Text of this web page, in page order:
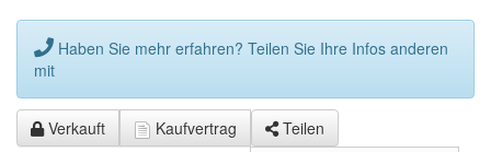
Haben Sie mehr erfahren? Teilen Sie Ihre Infos anderen
mit
Verkauft Teilen
Kaufvertrag